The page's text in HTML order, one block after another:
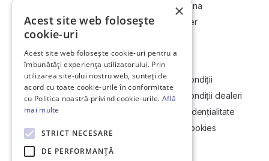
Cum vând la licitație?
Vinde-ți mașina
Devino dealer
Link-uri utile
Informații utile vizionare
Contact
Soluționarea Online a litigiilor
ANCP
Compania
Termeni și condiții
Termeni și condiții dealeri
Politică confidențialitate
Politica de cookies
×
Acest site web folosește
cookie-uri
Acest site web folosește cookie-uri pentru a
îmbunătăți experiența utilizatorului. Prin
utilizarea site-ului nostru web, sunteți de
acord cu toate cookie-urile în conformitate
cu Politica noastră privind cookie-urile. Află
mai multe
STRICT NECESARE
DE PERFORMANȚĂ